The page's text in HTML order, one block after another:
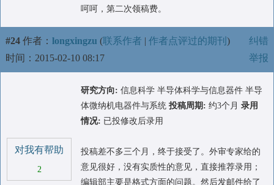
呵呵，第二次领稿费。
#24 作者： longxingzu (联系作者 | 作者点评过的期刊 )
时间：2015-02-10 08:17
纠错
举报
对我有帮助
2
研究方向: 信息科学 半导体科学与信息器件 半导
体微纳机电器件与系统 投稿周期: 约3个月 录用
情况: 已投修改后录用
投稿差不多三个月，终于接受了。外审专家给的
意见很好，没有实质性的意见，直接推荐录用；
编辑部主要是格式方面的问题。然后发邮件给了